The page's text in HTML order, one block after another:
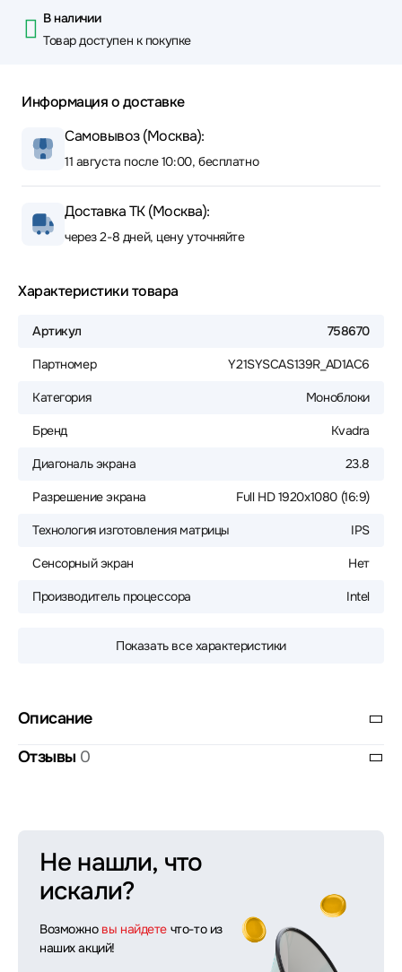
В наличии
Товар доступен к покупке
Информация о доставке
Самовывоз (Москва):
11 августа после 10:00, бесплатно
Доставка ТК (Москва):
через 2-8 дней, цену уточняйте
Характеристики товара
Артикул 758670
Партномер Y21SYSCAS139R_AD1AC6
Категория Моноблоки
Бренд Kvadra
Диагональ экрана 23.8
Разрешение экрана Full HD 1920x1080 (16:9)
Технология изготовления матрицы IPS
Сенсорный экран Нет
Производитель процессора Intel
Показать все характеристики
Описание
Отзывы 0
Не нашли, что
искали?
Возможно вы найдете что-то из
наших акций!